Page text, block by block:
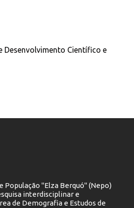
Desenvolvimento Científico e
População "Elza Berquó" (Nepo)
interdisciplinar e
de Demografia e Estudos de